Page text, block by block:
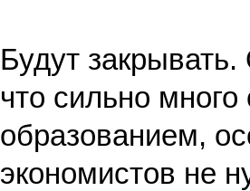
Будут
что сильно
образованием,
экономистов не